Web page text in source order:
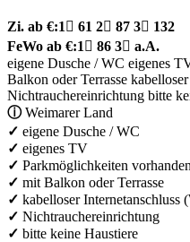
Zi. ab €:1  61 2 87 3 132
FeWo ab €:1  86 3 a.A.
eigene Dusche / WC eigenes
Balkon oder Terrasse
Nichtrauchereinrichtung bitte
ⓘWeimarer Land
✓ eigene Dusche / WC
✓ eigenes TV
✓ Parkmöglichkeiten vorhanden
✓ mit Balkon oder Terrasse
✓ kabelloser
✓ Nichtrauchereinrichtung
✓ bitte keine Haustiere